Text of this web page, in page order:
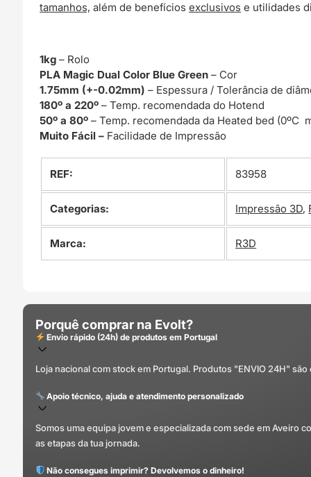
tamanhos, além de benefíciosexclusivos e utilidades
1kg – Rolo
PLA Magic Dual Color Blue Green– Cor
1.75mm (+-0.02mm)– Espessura / Tolerância de
180º a 220º– Temp. recomendada do Hotend
50º a 80º– Temp. recomendada da Heated bed (0ºC
Muito Fácil – Facilidade de Impressão
REF: 83958
Categorias: Impressão 3D,
Marca: R3D
Porquê comprar na Evolt?
Envio rápido (24h) de produtos em Portugal
Loja nacional com stock em Portugal. Produtos "ENVIO 24H"
Apoio técnico, ajuda e atendimento personalizado
Somos uma equipa jovem e especializada com sede em Aveiro
as etapas da tua jornada.
Não consegues imprimir? Devolvemos o dinheiro!